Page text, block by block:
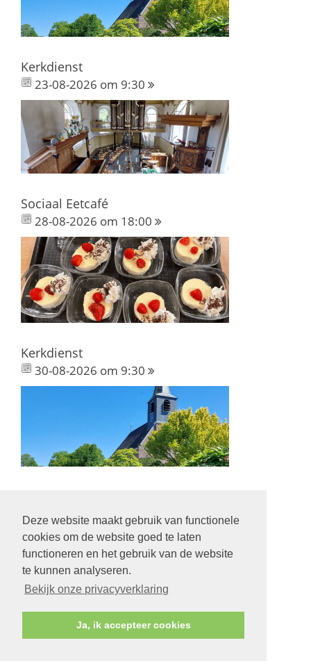
Deze website maakt gebruik van functionele
cookies om de website goed te laten
functioneren en het gebruik van de website
te kunnen analyseren.
Bekijk onze privacyverklaring
Ja, ik accepteer cookies
Kerkdienst
23-08-2026 om 9:30
Sociaal Eetcafé
28-08-2026 om 18:00
Kerkdienst
30-08-2026 om 9:30
Volg ons op:
© Protestantse Gemeente Hurdegaryp
Contact
Veilige kerk Privacy